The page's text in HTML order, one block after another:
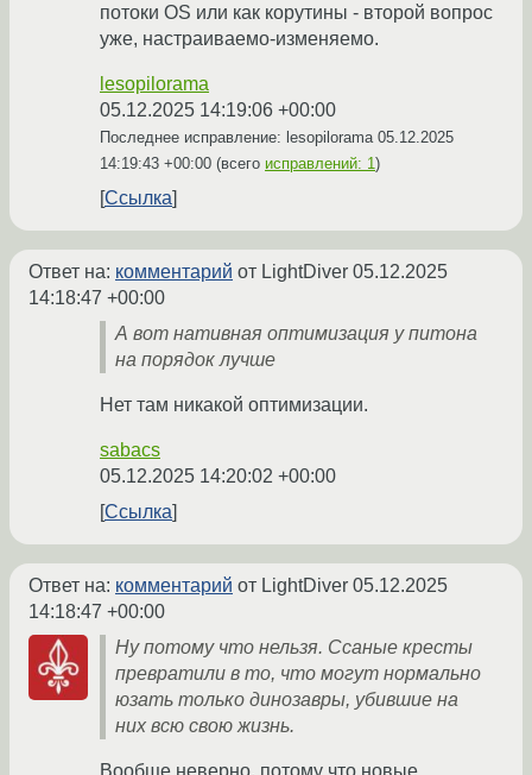
потоки OS или как корутины - второй вопрос
уже, настраиваемо-изменяемо.
lesopilorama
05.12.2025 14:19:06 +00:00
Последнее исправление: lesopilorama 05.12.2025
14:19:43 +00:00 (всего исправлений: 1)
Ссылка
Ответ на: комментарий от LightDiver 05.12.2025
14:18:47 +00:00
А вот нативная оптимизация у питона
на порядок лучше
Нет там никакой оптимизации.
sabacs
05.12.2025 14:20:02 +00:00
Ссылка
Ответ на: комментарий от LightDiver 05.12.2025
14:18:47 +00:00
Ну потому что нельзя. Ссаные кресты
превратили в то, что могут нормально
юзать только динозавры, убившие на
них всю свою жизнь.
Вообще неверно, потому что новые